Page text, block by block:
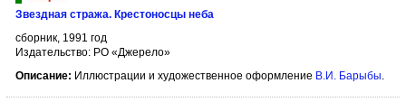
Звездная стража. Крестоносцы неба
сборник, 1991 год
Издательство: РО «Джерело»
Описание: Иллюстрации и художественное оформление В.И. Барыбы.